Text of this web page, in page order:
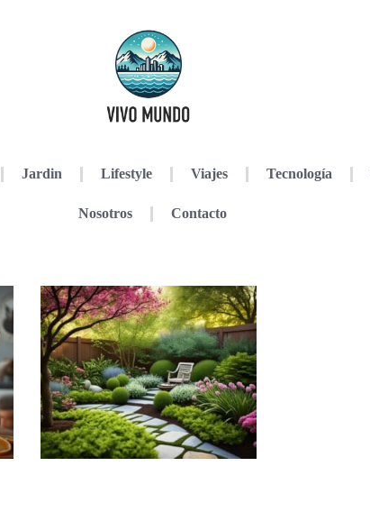
Jardin Lifestyle Viajes Tecnología
Nosotros Contacto